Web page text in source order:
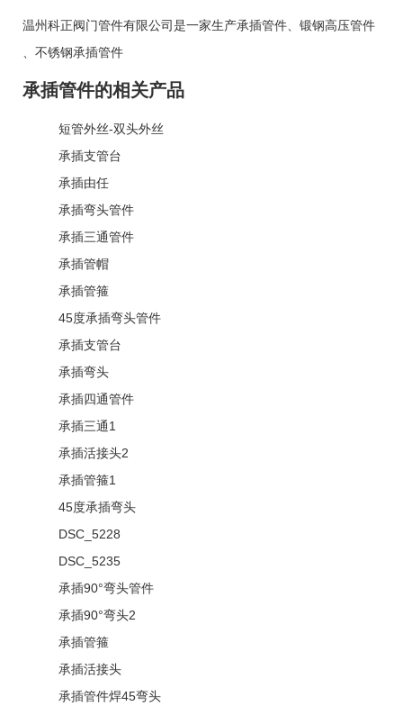
温州科正阀门管件有限公司是一家生产承插管件、 锻钢高压管件
、 不锈钢承插管件
承插管件的相关产品
短管外丝-双头外丝
承插支管台
承插由任
承插弯头管件
承插三通管件
承插管帽
承插管箍
45度承插弯头管件
承插支管台
承插弯头
承插四通管件
承插三通1
承插活接头2
承插管箍1
45度承插弯头
DSC_5228
DSC_5235
承插90°弯头管件
承插90°弯头2
承插管箍
承插活接头
承插管件焊45弯头